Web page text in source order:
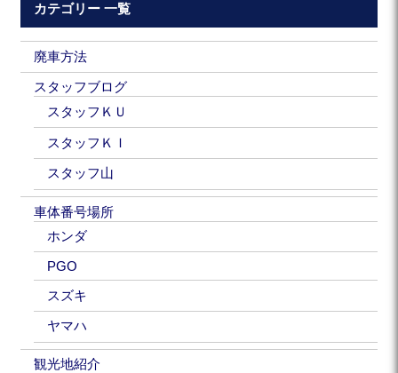
カテゴリー 一覧
廃車方法
スタッフブログ
スタッフＫＵ
スタッフＫＩ
スタッフ山
車体番号場所
ホンダ
PGO
スズキ
ヤマハ
観光地紹介